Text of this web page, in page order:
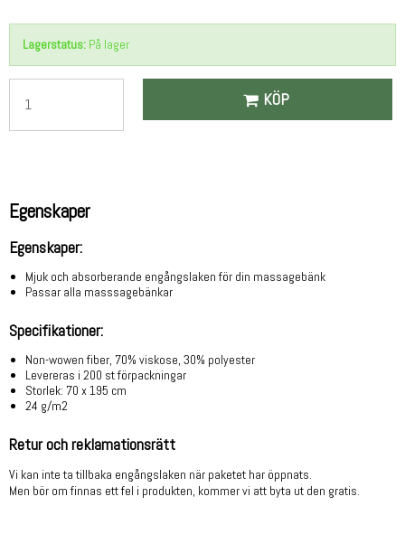
Lagerstatus: På lager
KÖP
Egenskaper
Egenskaper:
Mjuk och absorberande engångslaken för din massagebänk
Passar alla masssagebänkar
Specifikationer:
Non-wowen fiber, 70% viskose, 30% polyester
Levereras i 200 st förpackningar
Storlek: 70 x 195 cm
24 g/m2
Retur och reklamationsrätt
Vi kan inte ta tillbaka engångslaken när paketet har öppnats.
Men bör om finnas ett fel i produkten, kommer vi att byta ut den gratis.